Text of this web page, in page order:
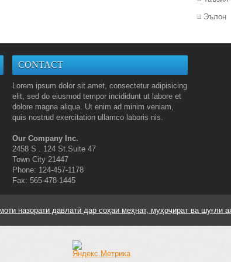
Эълон
CONTACT
Lorem ipsum dolor sit amet, consectetur adipisicing
elit, sed do eiusmod tempor incididunt ut labore et
dolore magna aliqua. Ut enim ad minim veniam,
quis nostrud exercitation ullamco laboris nis.
Our Company Inc.
2458 S . 124 St.Suite 47
Town City 21447
Phone: 124-457-1178
Fax: 565-478-1445
назорати давлатӣ дар соҳаи меҳнат, муҳоҷират ва шуғли